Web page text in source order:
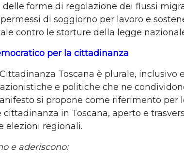
forme di regolazione dei flussi
permessi di soggiorno per lavoro e
contro le storture della legge
per la cittadinanza
Toscana è plurale, inclusivo
e politiche che ne
si propone come riferimento per
cittadinanza in Toscana, aperto e
elezioni regionali.
e aderiscono: